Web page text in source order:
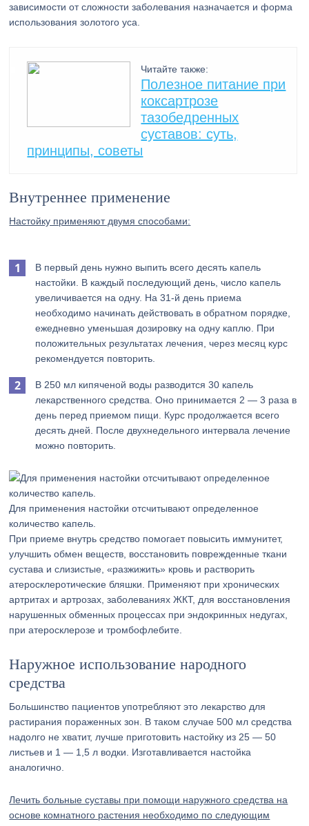
зависимости от сложности заболевания назначается и форма
использования золотого уса.
Читайте также:
Полезное питание при
коксартрозе
тазобедренных
суставов: суть,
принципы, советы
Внутреннее применение
Настойку применяют двумя способами:
В первый день нужно выпить всего десять капель
настойки. В каждый последующий день, число капель
увеличивается на одну. На 31-й день приема
необходимо начинать действовать в обратном порядке,
ежедневно уменьшая дозировку на одну каплю. При
положительных результатах лечения, через месяц курс
рекомендуется повторить.
В 250 мл кипяченой воды разводится 30 капель
лекарственного средства. Оно принимается 2 — 3 раза в
день перед приемом пищи. Курс продолжается всего
десять дней. После двухнедельного интервала лечение
можно повторить.
Для применения настойки отсчитывают определенное
количество капель.
При приеме внутрь средство помогает повысить иммунитет,
улучшить обмен веществ, восстановить поврежденные ткани
сустава и слизистые, «разжижить» кровь и растворить
атеросклеротические бляшки. Применяют при хронических
артритах и артрозах, заболеваниях ЖКТ, для восстановления
нарушенных обменных процессах при эндокринных недугах,
при атеросклерозе и тромбофлебите.
Наружное использование народного
средства
Большинство пациентов употребляют это лекарство для
растирания пораженных зон. В таком случае 500 мл средства
надолго не хватит, лучше приготовить настойку из 25 — 50
листьев и 1 — 1,5 л водки. Изготавливается настойка
аналогично.
Лечить больные суставы при помощи наружного средства на
основе комнатного растения необходимо по следующим